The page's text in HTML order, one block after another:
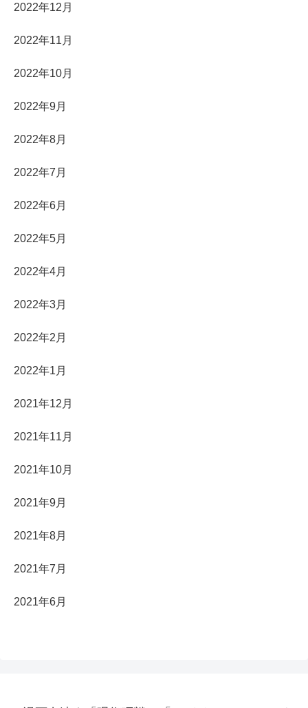
2022年12月
2022年11月
2022年10月
2022年9月
2022年8月
2022年7月
2022年6月
2022年5月
2022年4月
2022年3月
2022年2月
2022年1月
2021年12月
2021年11月
2021年10月
2021年9月
2021年8月
2021年7月
2021年6月